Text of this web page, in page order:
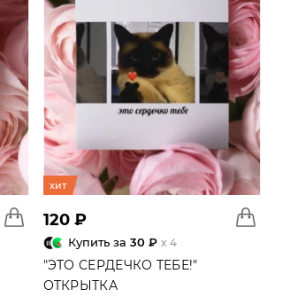
хит
120 ₽
Купить за 30 ₽ x 4
"ЭТО СЕРДЕЧКО ТЕБЕ!"
ОТКРЫТКА